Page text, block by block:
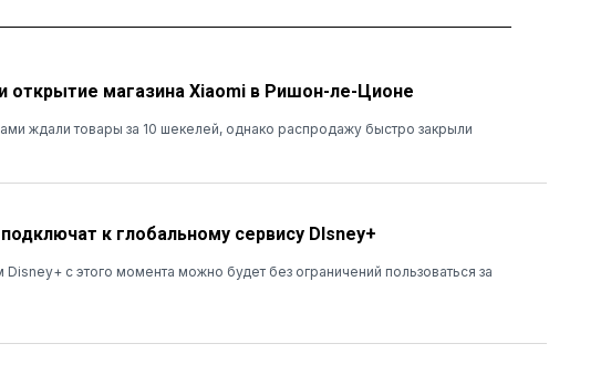
открытие магазина Xiaomi в Ришон-ле-Ционе
ждали товары за 10 шекелей, однако распродажу быстро закрыли
к глобальному сервису DIsney+
с этого момента можно будет без ограничений пользоваться за